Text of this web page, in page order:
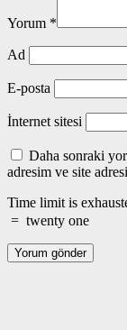
Yorum *
Ad
E-posta
İnternet sitesi
Daha sonraki
adresim ve site
Time limit is
= twenty one